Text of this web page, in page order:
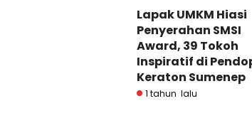
Lapak UMKM Hiasi
Penyerahan SMSI
Award, 39 Tokoh
Inspiratif di
Keraton Sumenep
1 tahun lalu